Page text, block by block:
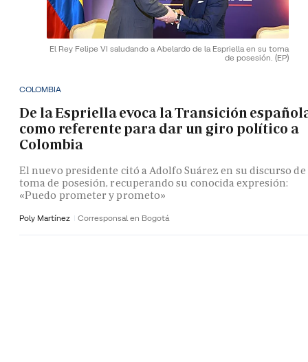
El Rey Felipe VI saludando a Abelardo de la Espriella en su toma
de posesión. (EP)
COLOMBIA
De la Espriella evoca la Transición
como referente para dar un giro político a
Colombia
El nuevo presidente citó a Adolfo Suárez en su discurso de
toma de posesión, recuperando su conocida expresión:
«Puedo prometer y prometo»
Poly Martínez Corresponsal en Bogotá